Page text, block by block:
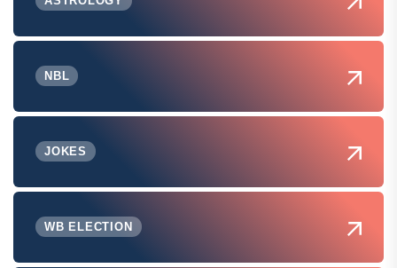
NBL
JOKES
WB ELECTION